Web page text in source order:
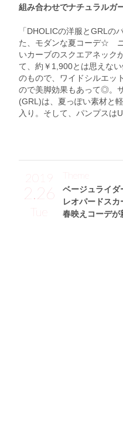
組み合わせでナチュラルガ
「DHOLICの洋服とGRLの
た、モダンな夏コーデ☆
いカーブのスクエアネック
て、約￥1,900とは思えな
のもので、ワイドシルエッ
ので美脚効果もあって◎。
(GRL)は、夏っぽい素材と
入り。そして、パンプスは
2019
2.26
Tue
ベージュライダ
レオパードスカ
春映えコーデ
Theme